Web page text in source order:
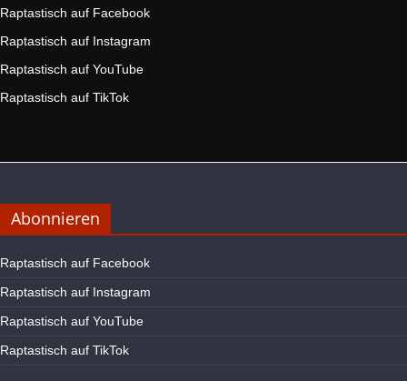
Raptastisch auf Facebook
Raptastisch auf Instagram
Raptastisch auf YouTube
Raptastisch auf TikTok
Abonnieren
Raptastisch auf Facebook
Raptastisch auf Instagram
Raptastisch auf YouTube
Raptastisch auf TikTok